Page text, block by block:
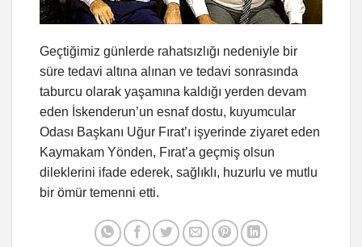
Geçtiğimiz günlerde rahatsızlığı nedeniyle bir
süre tedavi altına alınan ve tedavi sonrasında
taburcu olarak yaşamına kaldığı yerden devam
eden İskenderun’un esnaf dostu, kuyumcular
Odası Başkanı Uğur Fırat’ı işyerinde ziyaret eden
Kaymakam Yönden, Fırat’a geçmiş olsun
dileklerini ifade ederek, sağlıklı, huzurlu ve mutlu
bir ömür temenni etti.